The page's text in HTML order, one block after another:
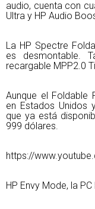
audio, cuenta con
Ultra y HP Audio
La HP Spectre
es desmontable.
recargable MPP2.0
Aunque el Foldable
en Estados Unidos
que ya está
999 dólares.
https://
HP Envy Mode, la